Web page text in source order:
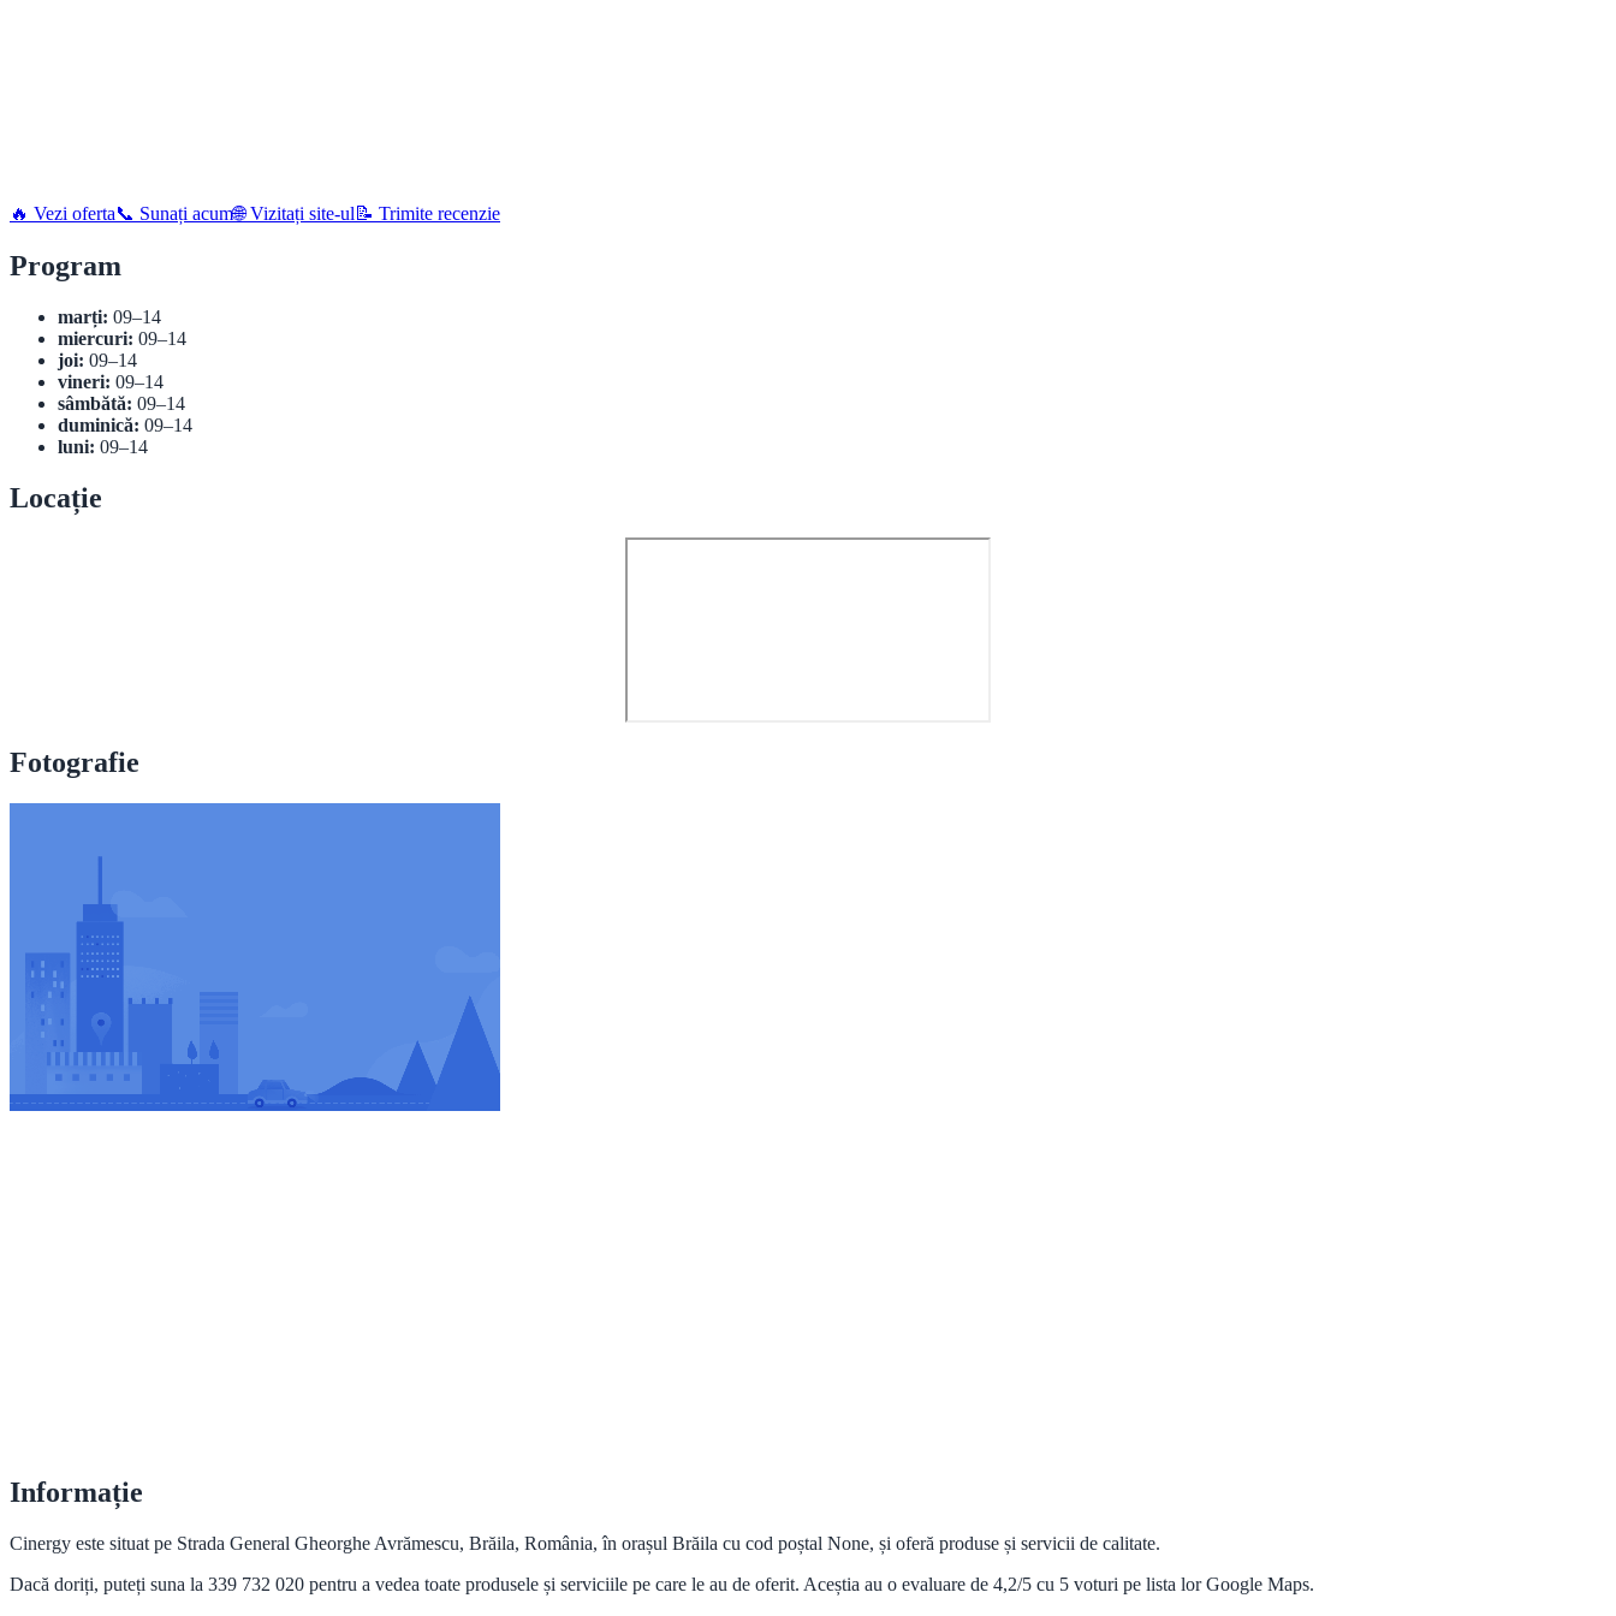
🔥 Vezi oferta📞 Sunați acum🌐 Vizitați site-ul 📝 Trimite recenzie
Program
marți: 09–14
miercuri: 09–14
joi: 09–14
vineri: 09–14
sâmbătă: 09–14
duminică: 09–14
luni: 09–14
Locație
Fotografie
Informație
Cinergy este situat pe Strada General Gheorghe Avrămescu, Brăila, România, în orașul Brăila cu cod poștal None, și oferă produse și servicii de calitate.
Dacă doriți, puteți suna la 339 732 020 pentru a vedea toate produsele și serviciile pe care le au de oferit. Aceștia au o evaluare de 4,2/5 cu 5 voturi pe lista lor Google Maps.